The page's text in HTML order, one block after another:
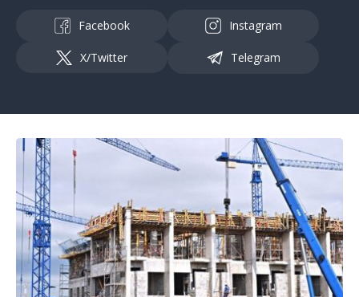
Facebook Instagram
X/Twitter Telegram